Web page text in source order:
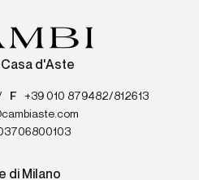
Casa d'Aste
F
+39 010 879482/812613
di Milano